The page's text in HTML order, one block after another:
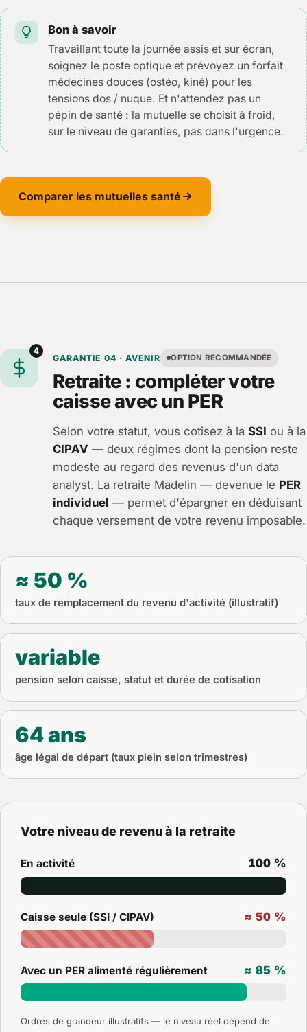
Bon à savoir
Travaillant toute la journée assis et sur écran,
soignez le poste optique et prévoyez un forfait
médecines douces (ostéo, kiné) pour les
tensions dos / nuque. Et n'attendez pas un
pépin de santé : la mutuelle se choisit à froid,
sur le niveau de garanties, pas dans l'urgence.
Comparer les mutuelles santé
4
GARANTIE 04 · AVENIR OPTION RECOMMANDÉE
Retraite : compléter votre
caisse avec un PER
Selon votre statut, vous cotisez à la SSI ou à la
CIPAV — deux régimes dont la pension reste
modeste au regard des revenus d'un data
analyst. La retraite Madelin — devenue le PER
individuel — permet d'épargner en déduisant
chaque versement de votre revenu imposable.
≈ 50 %
taux de remplacement du revenu d'activité (illustratif)
variable
pension selon caisse, statut et durée de cotisation
64 ans
âge légal de départ (taux plein selon trimestres)
Votre niveau de revenu à la retraite
En activité 100 %
Caisse seule (SSI / CIPAV) ≈ 50 %
Avec un PER alimenté régulièrement ≈ 85 %
Ordres de grandeur illustratifs — le niveau réel dépend de